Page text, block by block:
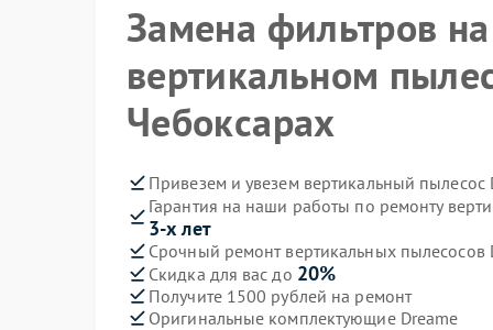
Замена фильтров на
вертикальном
Чебоксарах
Привезем и увезем вертикальный пылесос
Гарантия на наши работы по ремонту
3-х лет
Срочный ремонт вертикальных пылесосов
Скидка для вас до 20%
Получите 1500 рублей на ремонт
Оригинальные комплектующие Dreame